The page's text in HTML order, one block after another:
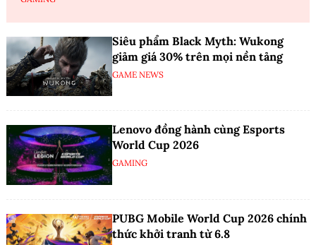
Siêu phẩm Black Myth: Wukong
giảm giá 30% trên mọi nền tảng
GAME NEWS
Lenovo đồng hành cùng Esports
World Cup 2026
GAMING
PUBG Mobile World Cup 2026 chính
thức khởi tranh từ 6.8